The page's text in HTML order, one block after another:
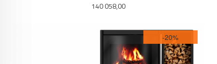
Pris
140 058,00
-20%